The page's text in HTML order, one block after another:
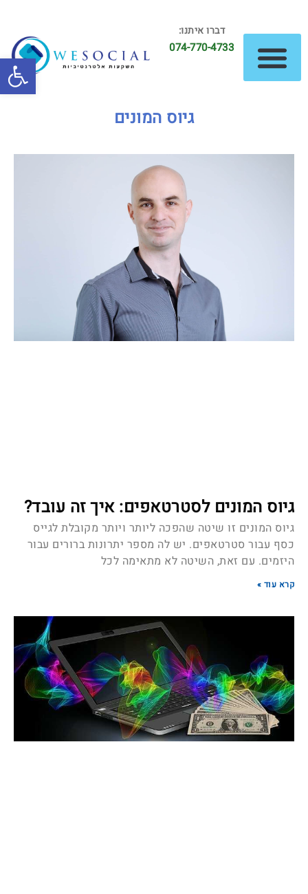
דברו איתנו:
074-770-4733
גיוס המונים
גיוס המונים לסטרטאפים: איך זה עובד?
גיוס המונים זו שיטה שהפכה ליותר ויותר מקובלת לגייס
כסף עבור סטרטאפים. יש לה מספר יתרונות ברורים עבור
היזמים. עם זאת, השיטה לא מתאימה לכל
קרא עוד »
פתח